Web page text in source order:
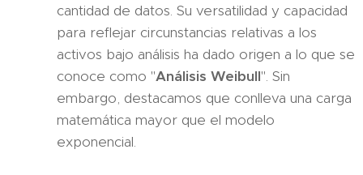
cantidad de datos. Su versatilidad y capacidad
para reflejar circunstancias relativas a los
activos bajo análisis ha dado origen a lo que se
conoce como "Análisis Weibull". Sin
embargo, destacamos que conlleva una carga
matemática mayor que el modelo
exponencial.